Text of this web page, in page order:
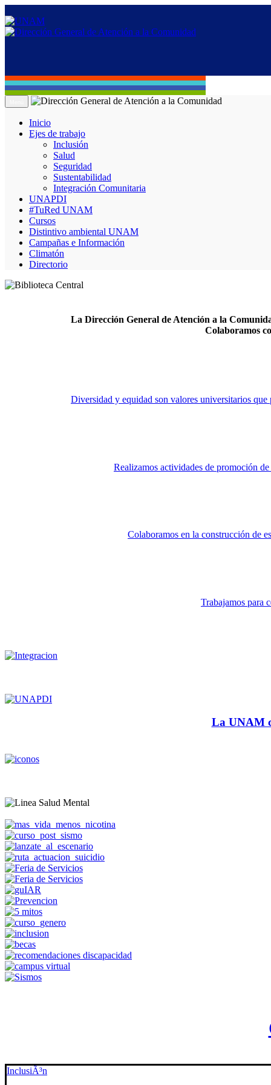
Inicio
Ejes de trabajo
Inclusión
Salud
Seguridad
Sustentabilidad
Integración Comunitaria
UNAPDI
#TuRed UNAM
Cursos
Distintivo ambiental UNAM
Campañas e Información
Climatón
Directorio
La Dirección General de Atención a la
Colaboramos
Diversidad y equidad son valores universitarios que
Realizamos actividades de promoción
Colaboramos en la construcción de
Trabajamos para
La UNAM
InclusiÃ³n